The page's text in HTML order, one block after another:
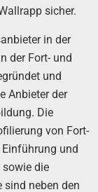
sicher.
in der
der Fort- und
und
Anbieter der
Die
von Fort-
und
die
sind neben den